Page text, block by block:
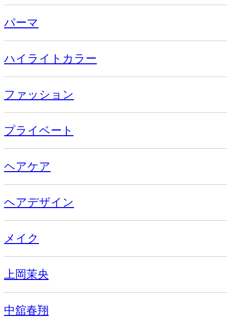
パーマ
ハイライトカラー
ファッション
プライベート
ヘアケア
ヘアデザイン
メイク
上岡茉央
中舘春翔